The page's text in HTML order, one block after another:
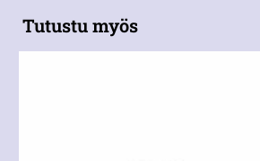
Tutustu myös